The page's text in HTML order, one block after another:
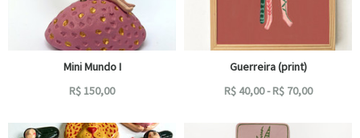
Mini Mundo I
R$150,00
Guerreira (print)
R$ 40,00- R$ 70,00